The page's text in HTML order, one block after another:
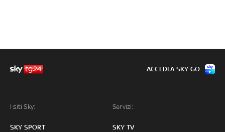
I siti Sky:
SKY SPORT
Servizi:
SKY TV
ACCEDI A SKY GO